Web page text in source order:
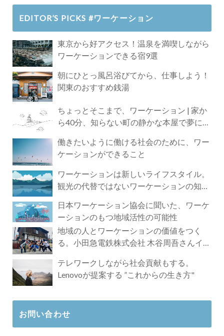
EDITOR’S PICKS #ワーケーション
東京から好アクセス！温泉を満喫しながら
ワーケーションできる宿9選
朝にひとっ風呂浴びてから、仕事しよう！
関東のおすすめ銭湯
ちょっとそこまで、ワーケーション | 家か
ら40分、知らない町の静かな本屋で夢に近
働きたいように働ける社会のために、ワー
ケーションができること
ワーケーションは新しいライフスタイル。
観光の代替ではないワーケーションの知ら
日本ワーケーション協会に聞いた、ワーケ
ーションのもつ地域活性の可能性
地域の人とワーケーションの価値をつく
る。小田急電鉄株式会社 木谷周吾さんイン
テレワークしながら社会貢献もする。
Lenovoが提案する ”これからの生き方"
お問い合わせ